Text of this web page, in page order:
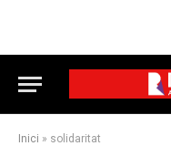
Inici » solidaritat